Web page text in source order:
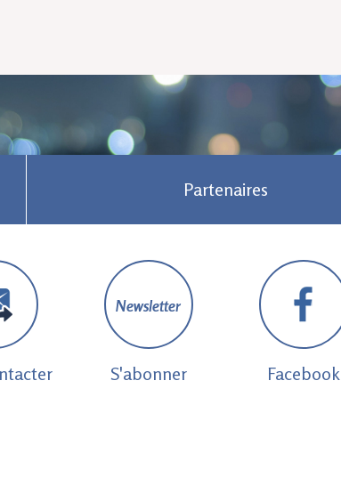
Partenaires
Newsletter
S'abonner Facebook